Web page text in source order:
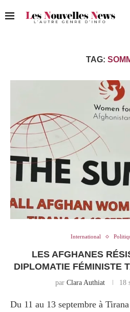
TAG:
International
LES AFGHANES
DIPLOMATIE FÉMINISTE
par Clara Authiat 18
Du 11 au 13 septembre à